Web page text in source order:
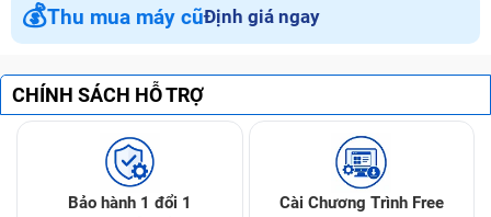
💰Thu mua máy cũĐịnh giá ngay
CHÍNH SÁCH HỖ TRỢ
Bảo hành 1 đổi 1 Cài Chương Trình Free